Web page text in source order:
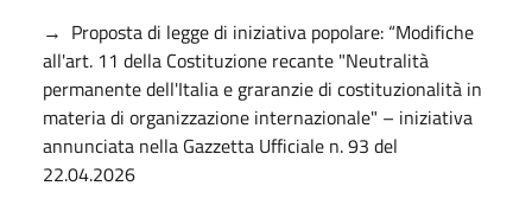
→ Proposta di legge di iniziativa popolare: “Modifiche
all'art. 11 della Costituzione recante "Neutralità
permanente dell'Italia e graranzie di costituzionalità in
materia di organizzazione internazionale" – iniziativa
annunciata nella Gazzetta Ufficiale n. 93 del
22.04.2026